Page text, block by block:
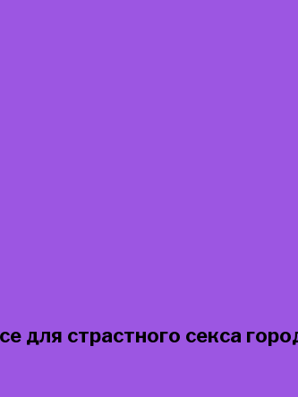
для страстного секса